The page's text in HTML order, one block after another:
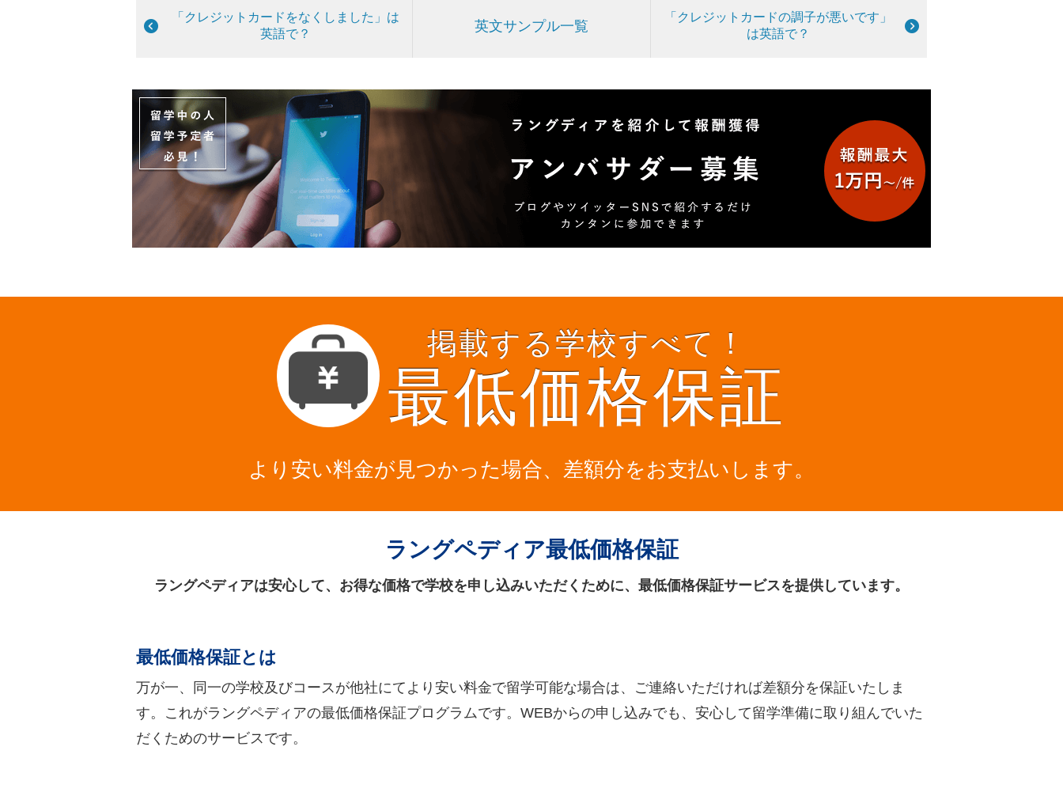
「クレジットカードをなくしました」は
英語で？
英文サンプル一覧
「クレジットカードの調子が悪いです」
は英語で？
掲載する学校すべて！
最低価格保証
より安い料金が見つかった場合、差額分をお支払いします。
ラングペディア最低価格保証
ラングペディアは安心して、お得な価格で学校を申し込みいただくために、最低価格保証サービスを提供しています。
最低価格保証とは
万が一、同一の学校及びコースが他社にてより安い料金で留学可能な場合は、ご連絡いただければ差額分を保証いたしま
す。これがラングペディアの最低価格保証プログラムです。WEBからの申し込みでも、安心して留学準備に取り組んでいた
だくためのサービスです。